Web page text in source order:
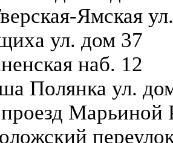
Ямская
ул. дом 37
наб. 12
Полянка ул.
Марьиной